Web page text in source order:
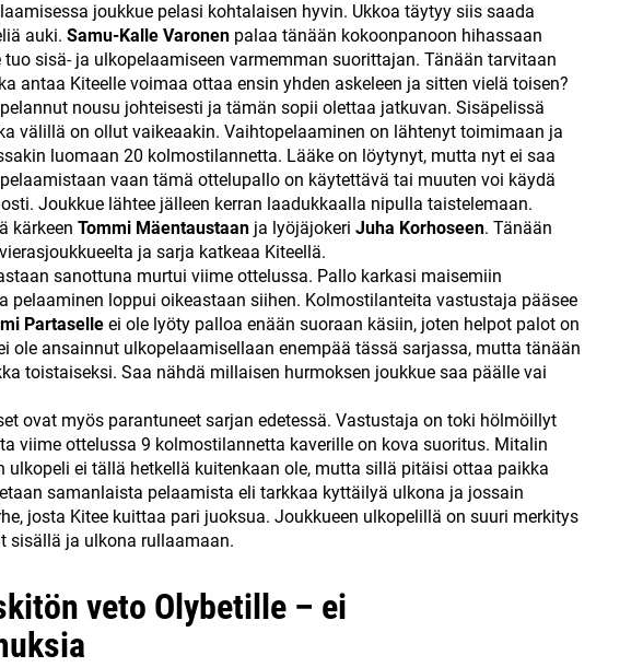
joukkue pelasi kohtalaisen hyvin. Ukkoa täytyy siis saada
auki. Samu-Kalle Varonen palaa tänään kokoonpanoon hihassaan
sisä- ja ulkopelaamiseen varmemman suorittajan. Tänään tarvitaan
antaa Kiteelle voimaa ottaa ensin yhden askeleen ja sitten vielä toisen?
nousu johteisesti ja tämän sopii olettaa jatkuvan. Sisäpelissä
välillä on ollut vaikeaakin. Vaihtopelaaminen on lähtenyt toimimaan ja
luomaan 20 kolmostilannetta. Lääke on löytynyt, mutta nyt ei saa
vaan tämä ottelupallo on käytettävä tai muuten voi käydä
Joukkue lähtee jälleen kerran laadukkaalla nipulla taistelemaan.
kärkeen Tommi Mäentaustaan ja lyöjäjokeri Juha Korhoseen. Tänään
ja sarja katkeaa Kiteellä.
sanottuna murtui viime ottelussa. Pallo karkasi maisemiin
pelaaminen loppui oikeastaan siihen. Kolmostilanteita vastustaja pääsee
Partaselle ei ole lyöty palloa enään suoraan käsiin, joten helpot palot on
ole ansainnut ulkopelaamisellaan enempää tässä sarjassa, mutta tänään
toistaiseksi. Saa nähdä millaisen hurmoksen joukkue saa päälle vai
ovat myös parantuneet sarjan edetessä. Vastustaja on toki hölmöillyt
viime ottelussa 9 kolmostilannetta kaverille on kova suoritus. Mitalin
ulkopeli ei tällä hetkellä kuitenkaan ole, mutta sillä pitäisi ottaa paikka
samanlaista pelaamista eli tarkkaa kyttäilyä ulkona ja jossain
josta Kitee kuittaa pari juoksua. Joukkueen ulkopelillä on suuri merkitys
sisällä ja ulkona rullaamaan.
veto Olybetille – ei